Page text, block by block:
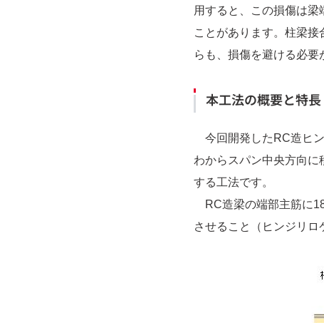
用すると、この損傷は
ことがあります。柱梁
らも、損傷を避ける必要
本工法の概要と特長
今回開発したRC造ヒ
わからスパン中央方向
する工法です。
RC造梁の端部主筋に
させること（ヒンジリロ